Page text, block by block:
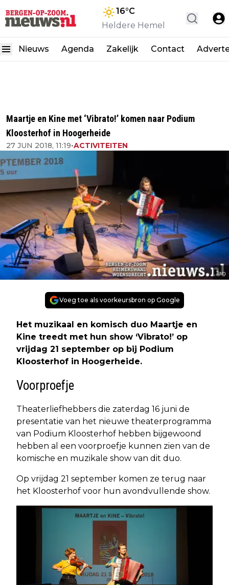
16°C
Heldere Hemel
Nieuws Agenda Zakelijk Contact
Maartje en Kine met ‘Vibrato!’ komen naar Podium
Kloosterhof in Hoogerheide
27 JUN 2018, 11:19•ACTIVITEITEN
Jan
Voeg toe als voorkeursbron op Google
Het muzikaal en komisch duo Maartje en
Kine treedt met hun show ‘Vibrato!’ op
vrijdag 21 september op bij Podium
Kloosterhof in Hoogerheide.
Voorproefje
Theaterliefhebbers die zaterdag 16 juni de
presentatie van het nieuwe theaterprogramma
van Podium Kloosterhof hebben bijgewoond
hebben al een voorproefje kunnen zien van de
komische en muzikale show van dit duo.
Op vrijdag 21 september komen ze terug naar
het Kloosterhof voor hun avondvullende show.